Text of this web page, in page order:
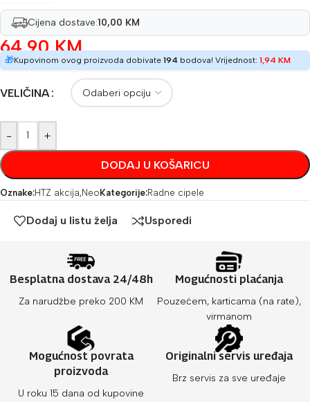
Cijena dostave:10,00 KM
64,90KM
🎁Kupovinom ovog proizvoda dobivate 194 bodova! Vrijednost: 1,94 KM
VELIČINA
- +
DODAJ U KOŠARICU
Oznake:HTZ akcija,Neo Kategorije:Radne cipele
Dodaj u listu želja Usporedi
Besplatna dostava 24/48h
Za narudžbe preko 200 KM
Mogućnosti plaćanja
Pouzećem, karticama (na rate),
virmanom
Mogućnost povrata
proizvoda
U roku 15 dana od kupovine
Originalni servis uređaja
Brz servis za sve uređaje